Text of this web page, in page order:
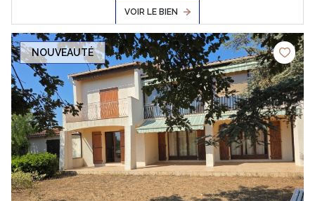
VOIR LE BIEN
NOUVEAUTÉ